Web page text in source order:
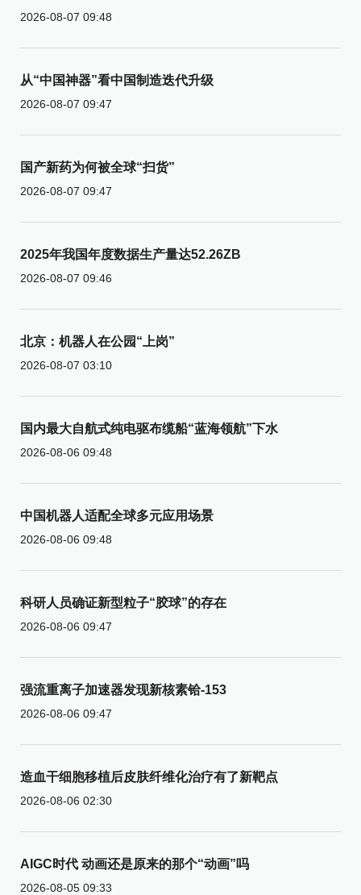
2026-08-07 09:48
从“中国神器”看中国制造迭代升级
2026-08-07 09:47
国产新药为何被全球“扫货”
2026-08-07 09:47
2025年我国年度数据生产量达52.26ZB
2026-08-07 09:46
北京：机器人在公园“上岗”
2026-08-07 03:10
国内最大自航式纯电驱布缆船“蓝海领航”下水
2026-08-06 09:48
中国机器人适配全球多元应用场景
2026-08-06 09:48
科研人员确证新型粒子“胶球”的存在
2026-08-06 09:47
强流重离子加速器发现新核素铪-153
2026-08-06 09:47
造血干细胞移植后皮肤纤维化治疗有了新靶点
2026-08-06 02:30
AIGC时代 动画还是原来的那个“动画”吗
2026-08-05 09:33